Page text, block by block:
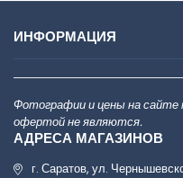
ИНФОРМАЦИЯ
Фотографии и цены на
офертой не являются.
АДРЕСА МАГАЗИНОВ
г. Саратов, ул.